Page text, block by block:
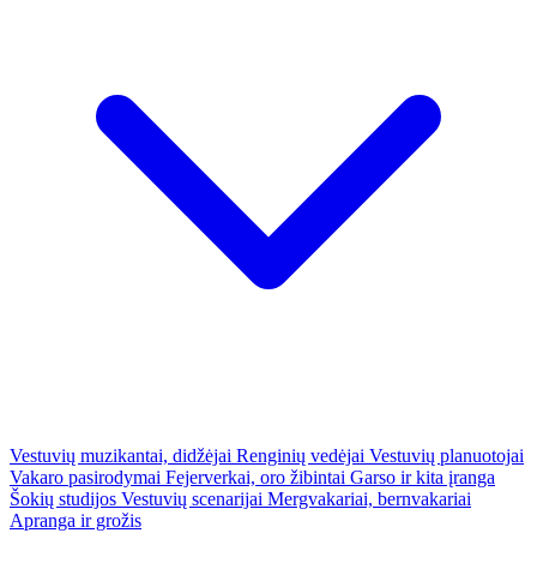
Vestuvių muzikantai, didžėjai Renginių vedėjai Vestuvių planuotojai
Vakaro pasirodymai Fejerverkai, oro žibintai Garso ir kita įranga
Šokių studijos Vestuvių scenarijai Mergvakariai, bernvakariai
Apranga ir grožis